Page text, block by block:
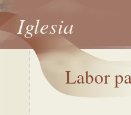
Iglesia
Labor